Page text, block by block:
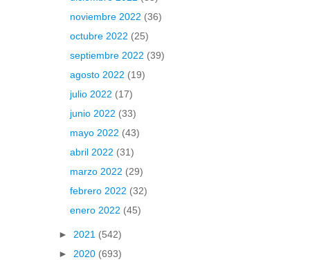
noviembre 2022 (36)
octubre 2022 (25)
septiembre 2022 (39)
agosto 2022 (19)
julio 2022 (17)
junio 2022 (33)
mayo 2022 (43)
abril 2022 (31)
marzo 2022 (29)
febrero 2022 (32)
enero 2022 (45)
► 2021 (542)
► 2020 (693)